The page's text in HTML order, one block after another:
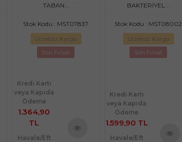
TABAN...
Stok Kodu : MST07837
Ücretsiz Kargo
Son Fırsat
Kredi Kartı
veya Kapıda
Ödeme
1.364,90
TL
Havale/Eft
BAKTERİYEL...
Stok Kodu : MST08002
Ücretsiz Kargo
Son Fırsat
Kredi Kartı
veya Kapıda
Ödeme
1.599,90 TL
Havale/Eft